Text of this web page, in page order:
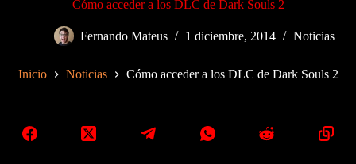
Cómo acceder a los DLC de Dark Souls 2
Fernando Mateus 1 diciembre, 2014 Noticias
Inicio Noticias Cómo acceder a los DLC de Dark Souls 2